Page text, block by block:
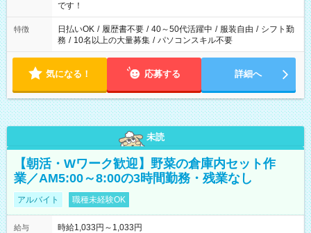
です！
特徴 日払いOK / 履歴書不要 / 40～50代活躍中 / 服装自由 / シフト勤
務 / 10名以上の大量募集 / パソコンスキル不要
気になる！ 応募する 詳細へ
未読
【朝活・Wワーク歓迎】野菜の倉庫内セット作
業／AM5:00～8:00の3時間勤務・残業なし
アルバイト 職種未経験OK
給与
時給1,033円～1,033円